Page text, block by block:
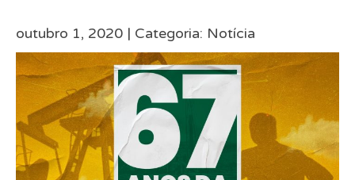
outubro 1, 2020 | Categoria: Notícia